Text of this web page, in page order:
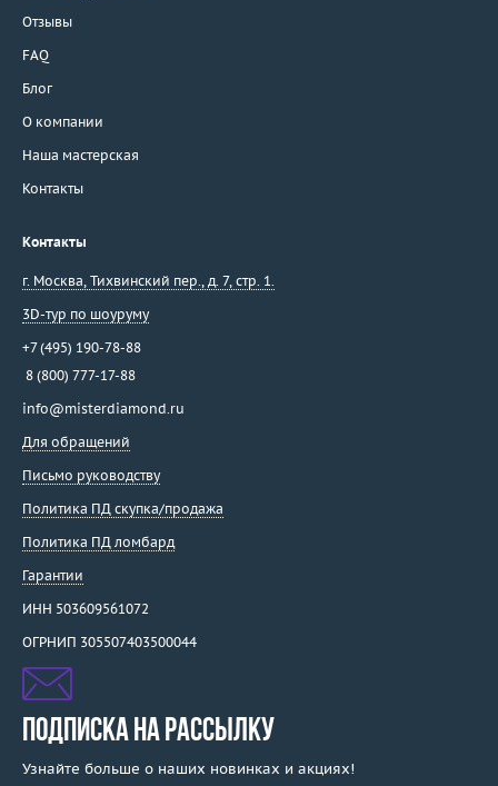
Отзывы
FAQ
Блог
О компании
Наша мастерская
Контакты
Контакты
г. Москва, Тихвинский пер., д. 7, стр. 1.
3D-тур по шоуруму
+7 (495) 190-78-88
8 (800) 777-17-88
info@misterdiamond.ru
Для обращений
Письмо руководству
Политика ПД скупка/продажа
Политика ПД ломбард
Гарантии
ИНН 503609561072
ОГРНИП 305507403500044
ПОДПИСКА НА РАССЫЛКУ
Узнайте больше о наших новинках и акциях!